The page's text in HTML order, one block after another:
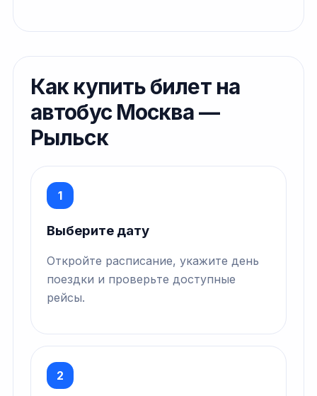
Как купить билет на
автобус Москва —
Рыльск
1
Выберите дату
Откройте расписание, укажите день
поездки и проверьте доступные
рейсы.
2